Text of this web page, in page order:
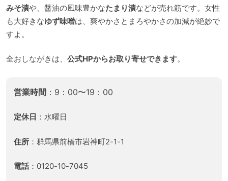
みそ漬や、醤油の風味豊かなたまり漬などが売れ筋です。女性
も大好きなゆず味噌は、爽やかさとまろやかさの加減が絶妙で
すよ。
全おしながきは、 公式HPからお取り寄せできます。
営業時間：9：00〜19：00
定休日 ：水曜日
住所：群馬県前橋市岩神町2-1-1
電話：0120-10-7045